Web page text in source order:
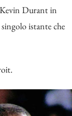
Kevin Durant in
istante che